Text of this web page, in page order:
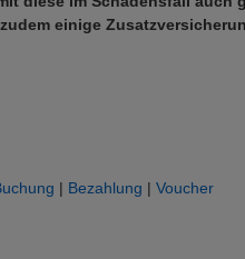
einige
| Bezahlung | Voucher